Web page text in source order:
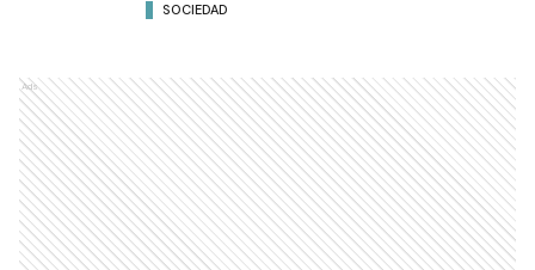
SOCIEDAD
Ads